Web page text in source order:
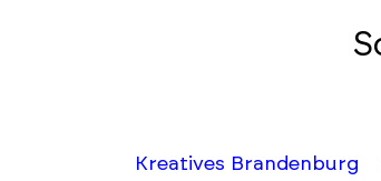
Kreatives Brandenburg